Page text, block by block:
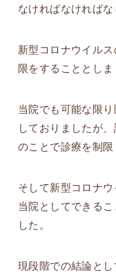
なければなければな
新型コロナウイル
限をすることとしま
当院でも可能な限
しておりましたが
のことで診療を制限
そして新型コロナ
当院としてできる
した。
現段階での結論とし